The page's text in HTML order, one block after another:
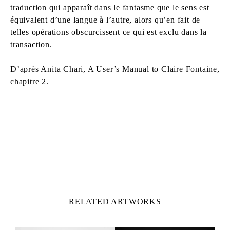
traduction qui apparaît dans le fantasme que le sens est
équivalent d’une langue à l’autre, alors qu’en fait de
telles opérations obscurcissent ce qui est exclu dans la
transaction.
D’après Anita Chari, A User’s Manual to Claire Fontaine,
chapitre 2.
RELATED ARTWORKS